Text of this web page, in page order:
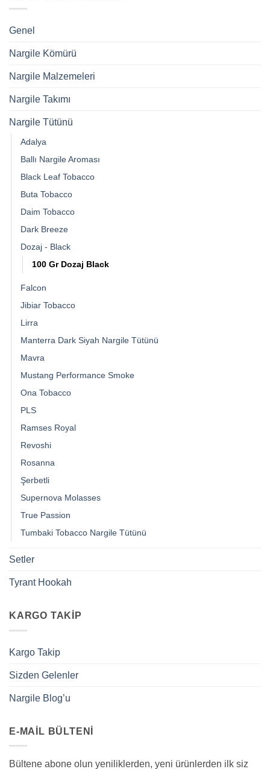
Genel
Nargile Kömürü
Nargile Malzemeleri
Nargile Takımı
Nargile Tütünü
Adalya
Ballı Nargile Aroması
Black Leaf Tobacco
Buta Tobacco
Daim Tobacco
Dark Breeze
Dozaj - Black
100 Gr Dozaj Black
Falcon
Jibiar Tobacco
Lirra
Manterra Dark Siyah Nargile Tütünü
Mavra
Mustang Performance Smoke
Ona Tobacco
PLS
Ramses Royal
Revoshi
Rosanna
Şerbetli
Supernova Molasses
True Passion
Tumbaki Tobacco Nargile Tütünü
Setler
Tyrant Hookah
KARGO TAKIP
Kargo Takip
Sizden Gelenler
Nargile Blog’u
E-MAIL BÜLTENI
Bültene abone olun yeniliklerden, yeni ürünlerden ilk siz